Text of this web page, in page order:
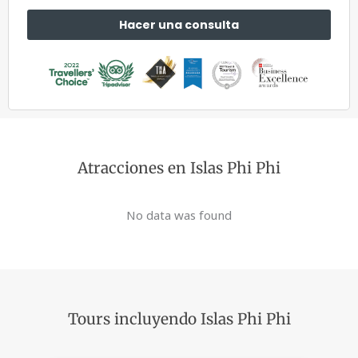
Hacer una consulta
Atracciones en Islas Phi Phi
No data was found
Tours incluyendo Islas Phi Phi